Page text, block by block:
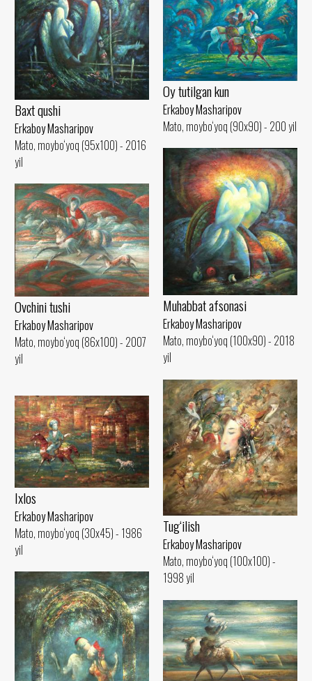
Oy tutilgan kun
Erkaboy Masharipov
Mato, moybo‘yoq (90x90) - 200 yil
Baxt qushi
Erkaboy Masharipov
Mato, moybo‘yoq (95x100) - 2016
yil
Muhabbat afsonasi
Erkaboy Masharipov
Mato, moybo‘yoq (100x90) - 2018
yil
Ovchini tushi
Erkaboy Masharipov
Mato, moybo‘yoq (86x100) - 2007
yil
Tug‘ilish
Erkaboy Masharipov
Mato, moybo‘yoq (100x100) -
1998 yil
Ixlos
Erkaboy Masharipov
Mato, moybo‘yoq (30x45) - 1986
yil